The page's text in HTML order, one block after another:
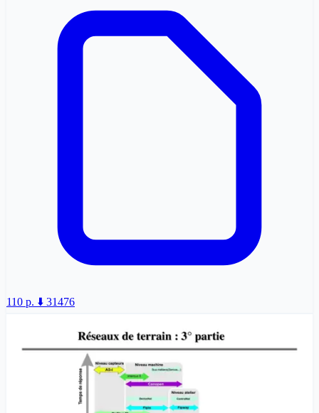
110 p. ⬇️ 31476